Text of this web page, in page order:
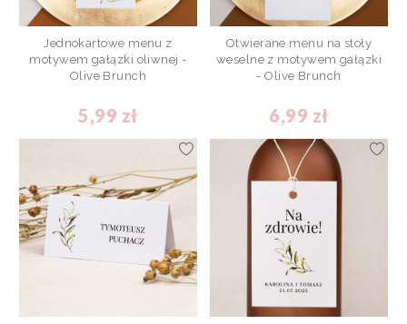
Jednokartowe menu z
motywem gałązki oliwnej -
Olive Brunch
5,99 zł
Otwierane menu na stoły
weselne z motywem gałązki
- Olive Brunch
6,99 zł